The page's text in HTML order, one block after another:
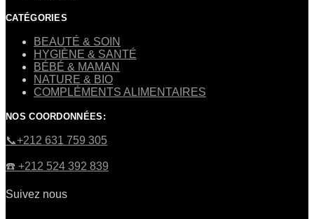
CATÉGORIES
BEAUTÉ & SOIN
HYGIÈNE & SANTÉ
BÉBÉ & MAMAN
NATURE & BIO
COMPLÉMENTS ALIMENTAIRES
NOS COORDONNÉES:
​📞+212 631 759 305
☎️​ +212 524 392 839
Suivez nous